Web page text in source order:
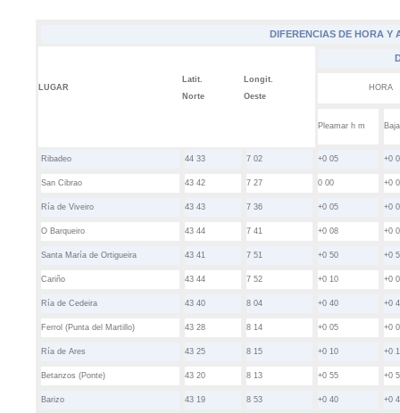
DIFERENCIAS DE HORA Y
LUGAR
Latit.
Norte
Longit.
Oeste
HORA
Pleamar h m
Ribadeo 44 33 7 02 +0 05 +0
San Cibrao 43 42 7 27 0 00 +0
Ría de Viveiro 43 43 7 36 +0 05 +0
O Barqueiro 43 44 7 41 +0 08 +0
Santa María de Ortigueira 43 41 7 51 +0 50 +0
Cariño 43 44 7 52 +0 10 +0
Ría de Cedeira 43 40 8 04 +0 40 +0
Ferrol (Punta del Martillo) 43 28 8 14 +0 05 +0
Ría de Ares 43 25 8 15 +0 10 +0
Betanzos (Ponte) 43 20 8 13 +0 55 +0
Barizo 43 19 8 53 +0 40 +0